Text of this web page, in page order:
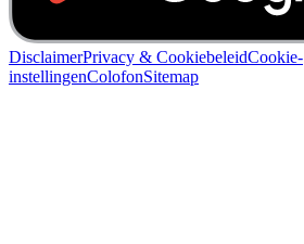
DisclaimerPrivacy & CookiebeleidCookie-
instellingenColofonSitemap